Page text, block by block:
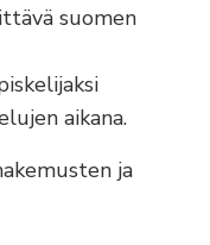
suomen
aikana.
ja